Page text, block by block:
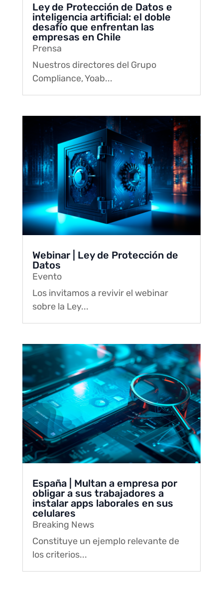
Ley de Protección de Datos e
inteligencia artificial: el doble
desafío que enfrentan las
empresas en Chile
Prensa
Nuestros directores del Grupo
Compliance, Yoab...
Webinar | Ley de Protección de
Datos
Evento
Los invitamos a revivir el webinar
sobre la Ley...
España | Multan a empresa por
obligar a sus trabajadores a
instalar apps laborales en sus
celulares
Breaking News
Constituye un ejemplo relevante de
los criterios...